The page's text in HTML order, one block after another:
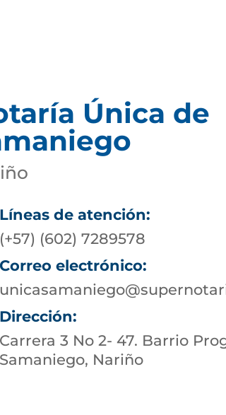
Única de
Líneas de atención:
(+57) (602) 7289578
Correo electrónico:
Dirección:
Carrera 3 No 2- 47. Barrio
Samaniego, Nariño